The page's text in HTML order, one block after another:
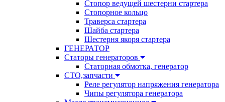
Стопор ведущей шестерни стартера
Стопорное кольцо
Траверса стартера
Шайба стартера
Шестерня якоря стартера
ГЕНЕРАТОР
Статоры генераторов
Статорная обмотка, генератор
СТО,запчасти
Реле регулятор напряжения генератора
Чипы регулятора генератора